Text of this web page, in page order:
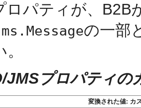
ロパティが、B2B
の一部
JMSプロパティの
変換された値: カ